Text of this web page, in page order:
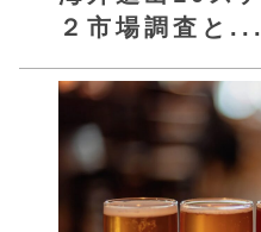
２市場調査と...